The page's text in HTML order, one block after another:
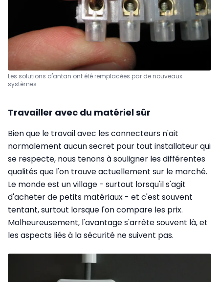
Les solutions d'antan ont été remplacées par de nouveaux
systèmes
Travailler avec du matériel sûr
Bien que le travail avec les connecteurs n'ait
normalement aucun secret pour tout installateur qui
se respecte, nous tenons à souligner les différentes
qualités que l'on trouve actuellement sur le marché.
Le monde est un village - surtout lorsqu'il s'agit
d'acheter de petits matériaux - et c'est souvent
tentant, surtout lorsque l'on compare les prix.
Malheureusement, l'avantage s'arrête souvent là, et
les aspects liés à la sécurité ne suivent pas.